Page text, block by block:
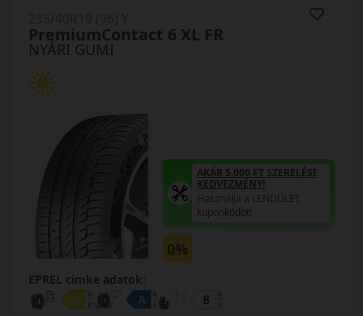
NYÁRI GUMI
PremiumContact 6 XL FR
AKÁR 5.000 FT SZERELÉSI
KEDVEZMÉNY!
Használja a LENDÜLET
kuponkódot!
0%
EPREL cimke adatok: